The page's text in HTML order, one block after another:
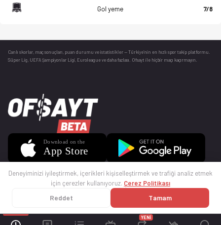
YENİ
Gol yeme 7/8
Canlı skorlar , maç sonuçları, puan durumu ve istatistikler — Türkiye’nin en hızlı spor takip platformu.
Süper Lig, UEFA Şampiyonlar Ligi, Euroleague ve daha fazlası. Ofsayt ile hiçbir maçı kaçırmayın.
© 2025 Ofsayt
Deneyiminizi iyileştirmek, içerikleri kişiselleştirmek ve trafiği analiz etmek
için çerezler kullanıyoruz. Çerez Politikası
Reddet Tamam